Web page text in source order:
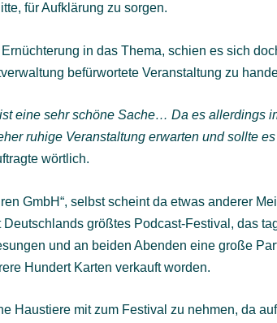
für Aufklärung zu sorgen.
in das Thema, schien es sich
befürwortete Veranstaltung zu
eine sehr schöne Sache… Da es allerdings
ruhige Veranstaltung erwarten und sollte
wörtlich.
GmbH“, selbst scheint da etwas anderer
größtes Podcast-Festival, das
und an beiden Abenden eine große
Hundert Karten verkauft worden.
Haustiere mit zum Festival zu nehmen, da